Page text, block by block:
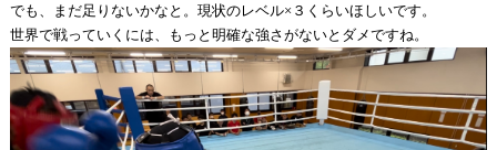
でも、まだ足りないかなと。現状のレベル×３くらいほしいです。
世界で戦っていくには、もっと明確な強さがないとダメですね。